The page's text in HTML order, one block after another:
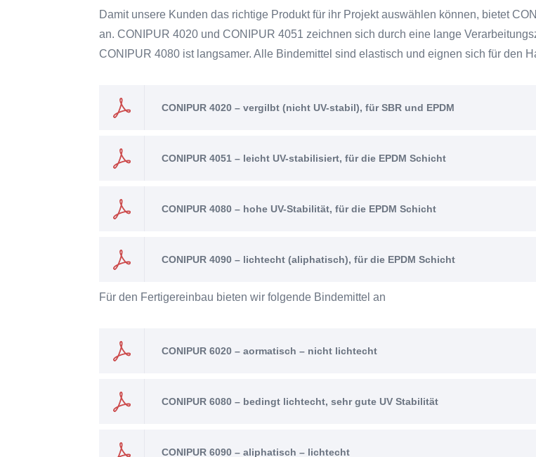
Damit unsere Kunden das richtige Produkt für ihr Projekt auswählen können, bietet
an. CONIPUR 4020 und CONIPUR 4051 zeichnen sich durch eine lange
CONIPUR 4080 ist langsamer. Alle Bindemittel sind elastisch und eignen sich für den
CONIPUR 4020 – vergilbt (nicht UV-stabil), für SBR und EPDM
CONIPUR 4051 – leicht UV-stabilisiert, für die EPDM Schicht
CONIPUR 4080 – hohe UV-Stabilität, für die EPDM Schicht
CONIPUR 4090 – lichtecht (aliphatisch), für die EPDM Schicht
Für den Fertigereinbau bieten wir folgende Bindemittel an
CONIPUR 6020 – aormatisch – nicht lichtecht
CONIPUR 6080 – bedingt lichtecht, sehr gute UV Stabilität
CONIPUR 6090 – aliphatisch – lichtecht